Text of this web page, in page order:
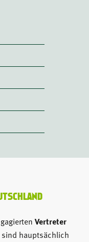
Vertreter
hauptsächlich